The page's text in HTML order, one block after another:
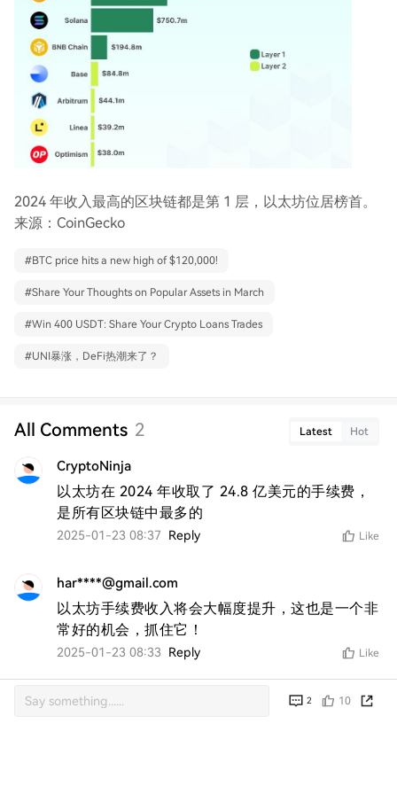
2024 年收入最高的区块链都是第 1 层，以太坊位居榜首。
来源：CoinGecko
#BTC price hits a new high of $120,000!
#Share Your Thoughts on Popular Assets in March
#Win 400 USDT: Share Your Crypto Loans Trades
#UNI暴涨，DeFi热潮来了？
All Comments 2 Latest Hot
CryptoNinja
以太坊在 2024 年收取了 24.8 亿美元的手续费，
是所有区块链中最多的
2025-01-23 08:37 Reply Like
har****@gmail.com
以太坊手续费收入将会大幅度提升，这也是一个非
常好的机会，抓住它！
2025-01-23 08:33 Reply Like
2 10